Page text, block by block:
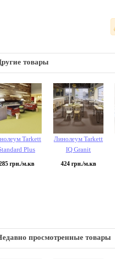
товары
Tarkett
Plus
грн./м.кв
Линолеум Tarkett
IQ Granit
424 грн./м.кв
просмотренные товары